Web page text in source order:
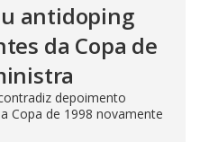
antidoping
da Copa de
depoimento
Copa de 1998 novamente